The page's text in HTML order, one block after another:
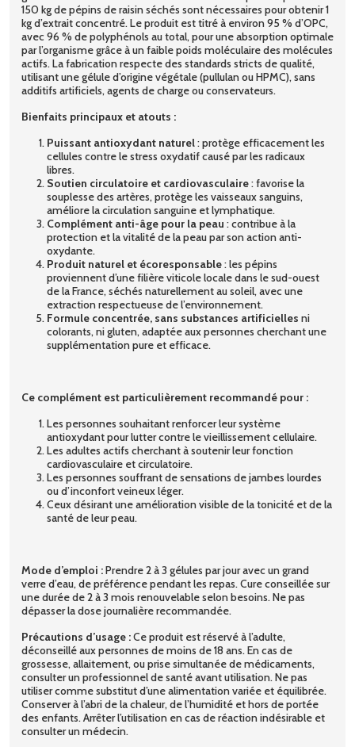
150 kg de pépins de raisin séchés sont nécessaires pour obtenir 1
kg d’extrait concentré. Le produit est titré à environ 95 % d’OPC,
avec 96 % de polyphénols au total, pour une absorption optimale
par l’organisme grâce à un faible poids moléculaire des molécules
actifs. La fabrication respecte des standards stricts de qualité,
utilisant une gélule d’origine végétale (pullulan ou HPMC), sans
additifs artificiels, agents de charge ou conservateurs.
Bienfaits principaux et atouts :
Puissant antioxydant naturel: protège efficacement les
cellules contre le stress oxydatif causé par les radicaux
libres.
Soutien circulatoire et cardiovasculaire: favorise la
souplesse des artères, protège les vaisseaux sanguins,
améliore la circulation sanguine et lymphatique.
Complément anti-âge pour la peau : contribue à la
protection et la vitalité de la peau par son action anti-
oxydante.
Produit naturel et écoresponsable: les pépins
proviennent d’une filière viticole locale dans le sud-ouest
de la France, séchés naturellement au soleil, avec une
extraction respectueuse de l’environnement.
Formule concentrée, sans substances artificielles ni
colorants, ni gluten, adaptée aux personnes cherchant une
supplémentation pure et efficace.
Ce complément est particulièrement recommandé pour :
Les personnes souhaitant renforcer leur système
antioxydant pour lutter contre le vieillissement cellulaire.
Les adultes actifs cherchant à soutenir leur fonction
cardiovasculaire et circulatoire.
Les personnes souffrant de sensations de jambes lourdes
ou d’inconfort veineux léger.
Ceux désirant une amélioration visible de la tonicité et de la
santé de leur peau.
Mode d’emploi :Prendre 2 à 3 gélules par jour avec un grand
verre d’eau, de préférence pendant les repas. Cure conseillée sur
une durée de 2 à 3 mois renouvelable selon besoins. Ne pas
dépasser la dose journalière recommandée.
Précautions d’usage :Ce produit est réservé à l’adulte,
déconseillé aux personnes de moins de 18 ans. En cas de
grossesse, allaitement, ou prise simultanée de médicaments,
consulter un professionnel de santé avant utilisation. Ne pas
utiliser comme substitut d’une alimentation variée et équilibrée.
Conserver à l’abri de la chaleur, de l’humidité et hors de portée
des enfants. Arrêter l’utilisation en cas de réaction indésirable et
consulter un médecin.